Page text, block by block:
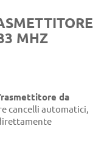
MHZ
da
cancelli automatici,